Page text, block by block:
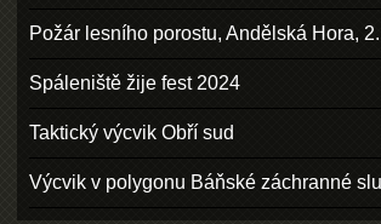
Požár lesního porostu, Andělská Hora,
Spáleniště žije fest 2024
Taktický výcvik Obří sud
Výcvik v polygonu Báňské záchranné